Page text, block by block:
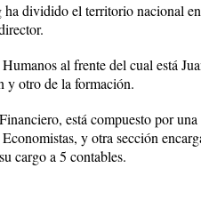
dividido el territorio nacional
al frente del cual está
y otro de la formación.
está compuesto por una
y otra sección
cargo a 5 contables.